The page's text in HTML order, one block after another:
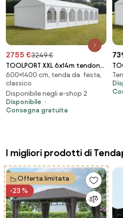
2755 €3249 €
TOOLPORT XXL 6x14m tendone
per feste, PVC 1400, telaio
perimetrale, bianco - (7684BL)
600×1400 cm, tenda da festa,
classico
Disponibile negli e-shop 2
Disponibile
Consegna gratuita
I migliori prodotti di
Offerta limitata
-23 %